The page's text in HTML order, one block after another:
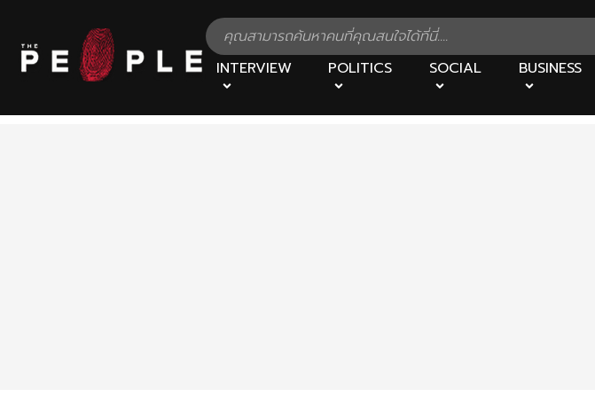
INTERVIEW POLITICS SOCIAL BUSINESS